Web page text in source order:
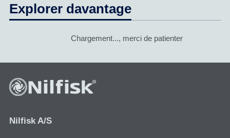
Explorer davantage
Chargement..., merci de patienter
Nilfisk A/S